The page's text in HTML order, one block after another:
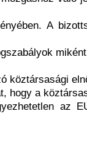
A
köztársasági
hogy a
az